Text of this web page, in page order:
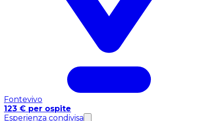
Fontevivo
123 € per ospite
Esperienza condivisa